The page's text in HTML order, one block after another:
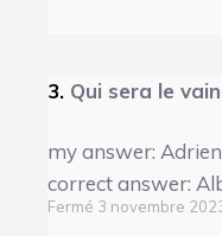
3. Qui sera le
my answer:
correct answer:
Fermé 3 novembre